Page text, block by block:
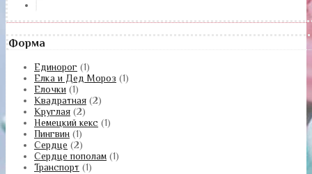
Форма
Единорог (1)
Елка и Дед Мороз (1)
Елочки (1)
Квадратная (2)
Круглая (2)
Немецкий кекс (1)
Пингвин (1)
Сердце (2)
Сердце пополам (1)
Транспорт (1)